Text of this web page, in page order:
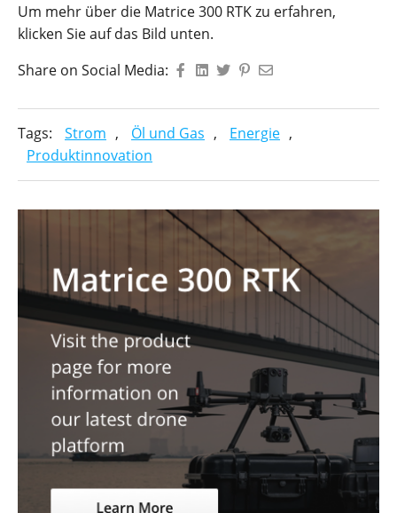
Um mehr über die Matrice 300 RTK zu erfahren,
klicken Sie auf das Bild unten.
Share on Social Media:
Tags: Strom , Öl und Gas , Energie ,
Produktinnovation